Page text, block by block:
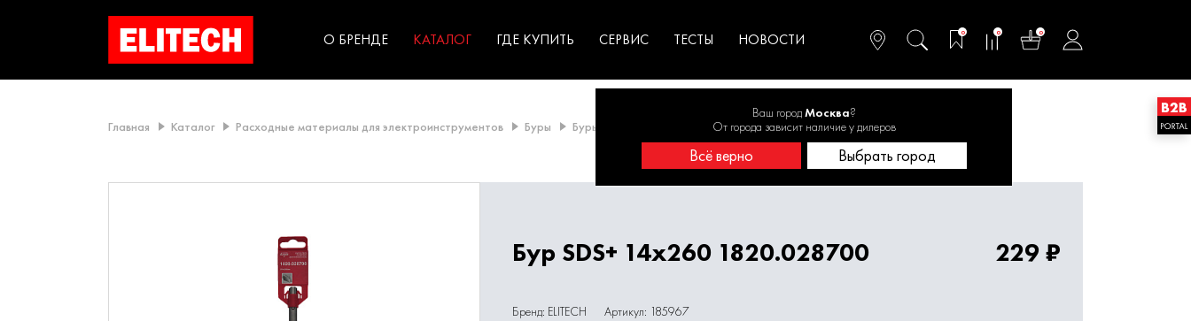
О БРЕНДЕ КАТАЛОГ садоводства
ГДЕ КУПИТЬ СЕРВИС ТЕСТЫ НОВОСТИ 0 0 0
Ваш городМосква?
От города зависит наличие у дилеров
Всё верно Выбрать город
Главная Каталог Расходные материалы для электроинструментов Буры Буры SDS-Plus Буры 14 - 15 мм Бур SDS+ 14х260 1820.028700
Бур SDS+ 14х260 1820.028700
Бренд: ELITECH Артикул: 185967
229 ₽